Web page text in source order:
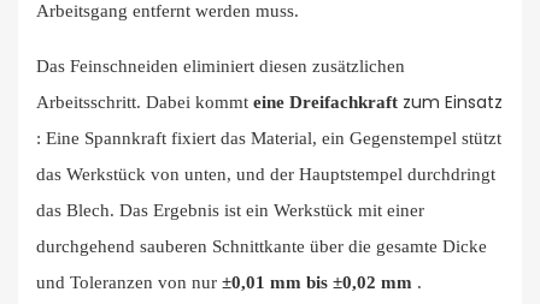
Arbeitsgang entfernt werden muss.
Das Feinschneiden eliminiert diesen zusätzlichen
Arbeitsschritt. Dabei kommt eine Dreifachkraft zum Einsatz
: Eine Spannkraft fixiert das Material, ein Gegenstempel stützt
das Werkstück von unten, und der Hauptstempel durchdringt
das Blech. Das Ergebnis ist ein Werkstück mit einer
durchgehend sauberen Schnittkante über die gesamte Dicke
und Toleranzen von nur ±0,01 mm bis ±0,02 mm .